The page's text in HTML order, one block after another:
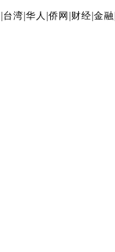
台湾 华人 侨网 财经 金融